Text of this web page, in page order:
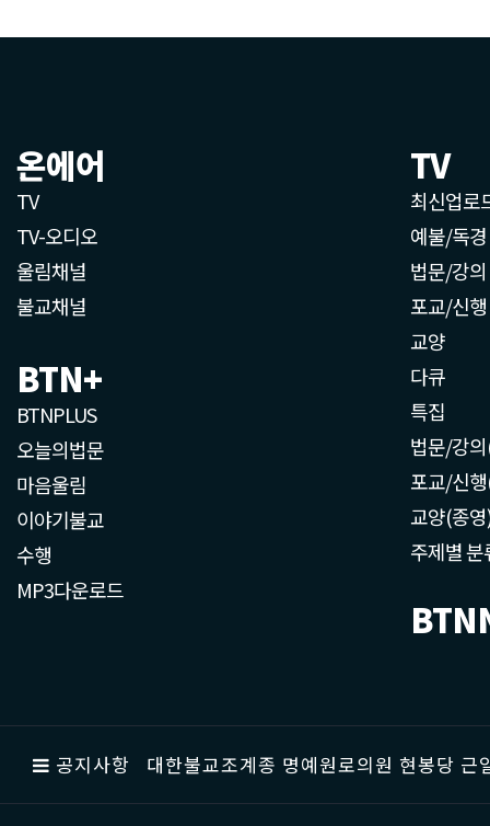
온에어
TV
TV-오디오
울림채널
불교채널
BTN+
BTNPLUS
오늘의법문
마음울림
이야기불교
수행
MP3다운로드
TV
최신업로
예불/독경
법문/강의
포교/신행
교양
다큐
특집
법문/강
포교/신
교양(종
주제별 분
공지사항 대한불교조계종 명예원로의원 현봉당